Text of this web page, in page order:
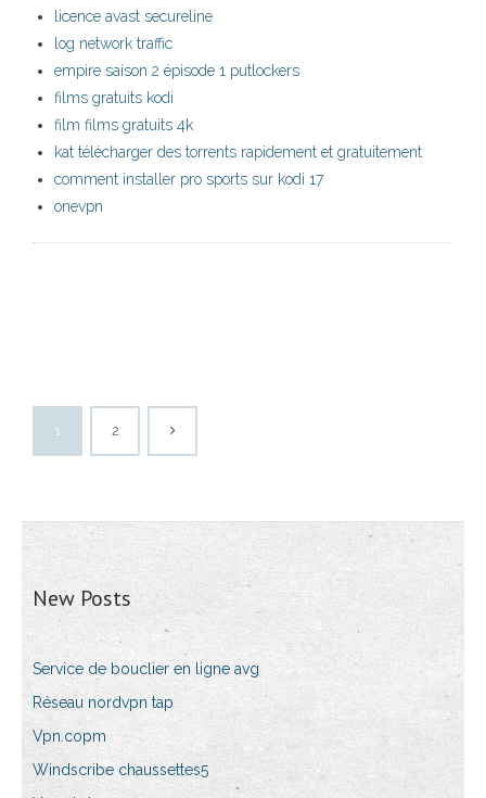
licence avast secureline
log network traffic
empire saison 2 épisode 1 putlockers
films gratuits kodi
film films gratuits 4k
kat télécharger des torrents rapidement et gratuitement
comment installer pro sports sur kodi 17
onevpn
1 2
New Posts
Service de bouclier en ligne avg
Réseau nordvpn tap
Vpn.copm
Windscribe chaussettes5